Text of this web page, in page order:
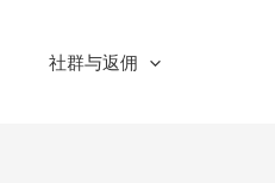
社群与返佣